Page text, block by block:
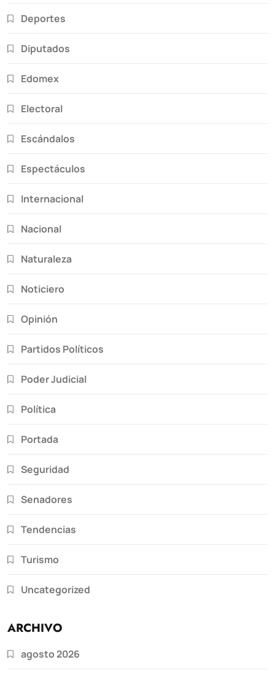
Deportes
Diputados
Edomex
Electoral
Escándalos
Espectáculos
Internacional
Nacional
Naturaleza
Noticiero
Opinión
Partidos Políticos
Poder Judicial
Política
Portada
Seguridad
Senadores
Tendencias
Turismo
Uncategorized
ARCHIVO
agosto 2026